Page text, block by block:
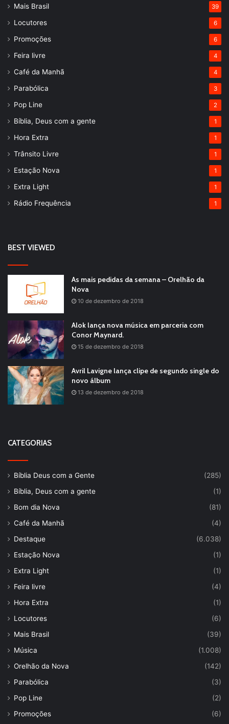
Mais Brasil 39
Locutores 6
Promoções 6
Feira livre 4
Café da Manhã 4
Parabólica 3
Pop Line 2
Bíblia, Deus com a gente 1
Hora Extra 1
Trânsito Livre 1
Estação Nova 1
Extra Light 1
Rádio Frequência 1
BEST VIEWED
As mais pedidas da semana – Orelhão da
Nova
10 de dezembro de 2018
Alok lança nova música em parceria com
Conor Maynard.
15 de dezembro de 2018
Avril Lavigne lança clipe de segundo single do
novo álbum
13 de dezembro de 2018
CATEGORIAS
Bíblia Deus com a Gente
(285)
Bíblia, Deus com a gente
(1)
Bom dia Nova
(81)
Café da Manhã
(4)
Destaque
(6.038)
Estação Nova
(1)
Extra Light
(1)
Feira livre
(4)
Hora Extra
(1)
Locutores
(6)
Mais Brasil
(39)
Música
(1.008)
Orelhão da Nova
(142)
Parabólica
(3)
Pop Line
(2)
Promoções
(6)